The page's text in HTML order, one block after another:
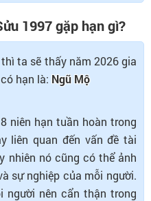
1997 gặp hạn gì?
ta sẽ thấy năm 2026 gia
hạn là: Ngũ Mộ
niên hạn tuần hoàn trong
liên quan đến vấn đề tài
nhiên nó cũng có thể ảnh
sự nghiệp của mỗi người.
người nên cẩn thận trong